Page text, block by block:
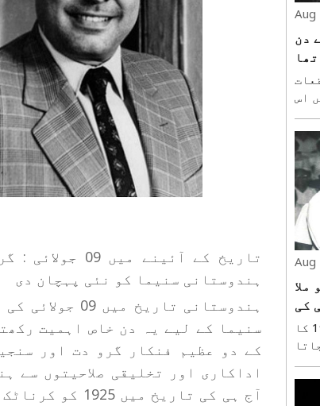
تاریخ کے
ہندوستانی سنیما کو نئی پہچان دی
ہندوستانی
سنیما کے لیے یہ دن خاص اہمیت
کے دو عظیم فنکار گرو دت اور
اداکاری اور تخلیقی صلاحیتوں سے
آج ہی کی
کے دن
اس
کے
خلاف ’بھارت چھوڑو تحریک‘ کا اعلان کیا تھا۔ 8
کو ملا
کی
بھارتی کھیلوں کی تاریخ میں 06 اگست 1985 کا